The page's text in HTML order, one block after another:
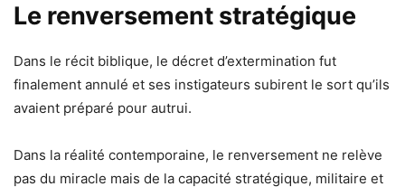
Le renversement stratégique
Dans le récit biblique, le décret d’extermination fut
finalement annulé et ses instigateurs subirent le sort qu’ils
avaient préparé pour autrui.
Dans la réalité contemporaine, le renversement ne relève
pas du miracle mais de la capacité stratégique, militaire et